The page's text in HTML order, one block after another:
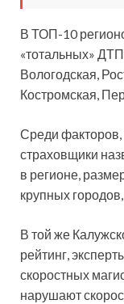
В ТОП-10
«тотальных»
Вологодская,
Костромская,
Среди факторов,
страховщики
в регионе,
крупных
В той же
рейтинг,
скоростных
нарушают